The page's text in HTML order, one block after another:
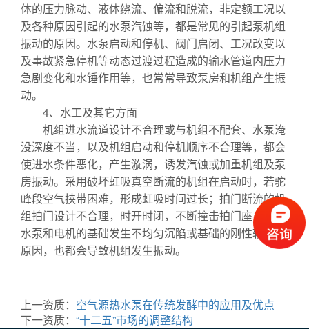
体的压力脉动、液体绕流、偏流和脱流，非定额工况以
及各种原因引起的水泵汽蚀等，都是常见的引起泵机组
振动的原因。水泵启动和停机、阀门启闭、工况改变以
及事故紧急停机等动态过渡过程造成的输水管道内压力
急剧变化和水锤作用等，也常常导致泵房和机组产生振
动。
4、水工及其它方面
机组进水流道设计不合理或与机组不配套、水泵淹
没深度不当，以及机组启动和停机顺序不合理等，都会
使进水条件恶化，产生漩涡，诱发汽蚀或加重机组及泵
房振动。采用破坏虹吸真空断流的机组在启动时，若驼
峰段空气挟带困难，形成虹吸时间过长；拍门断流的机
组拍门设计不合理，时开时闭，不断撞击拍门座；支撑
水泵和电机的基础发生不均匀沉陷或基础的刚性较差等
原因，也都会导致机组发生振动。
上一资质： 空气源热水泵在传统发酵中的应用及优点
下一资质： “十二五”市场的调整结构